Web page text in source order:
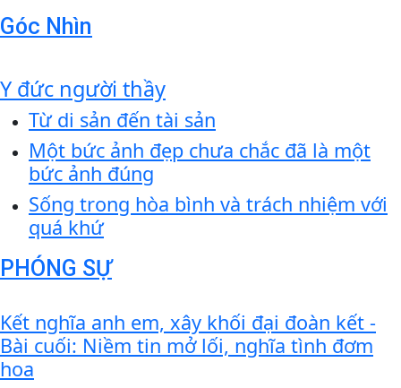
Góc Nhìn
Y đức người thầy
Từ di sản đến tài sản
Một bức ảnh đẹp chưa chắc đã là một
bức ảnh đúng
Sống trong hòa bình và trách nhiệm với
quá khứ
PHÓNG SỰ
Kết nghĩa anh em, xây khối đại đoàn kết -
Bài cuối: Niềm tin mở lối, nghĩa tình đơm
hoa